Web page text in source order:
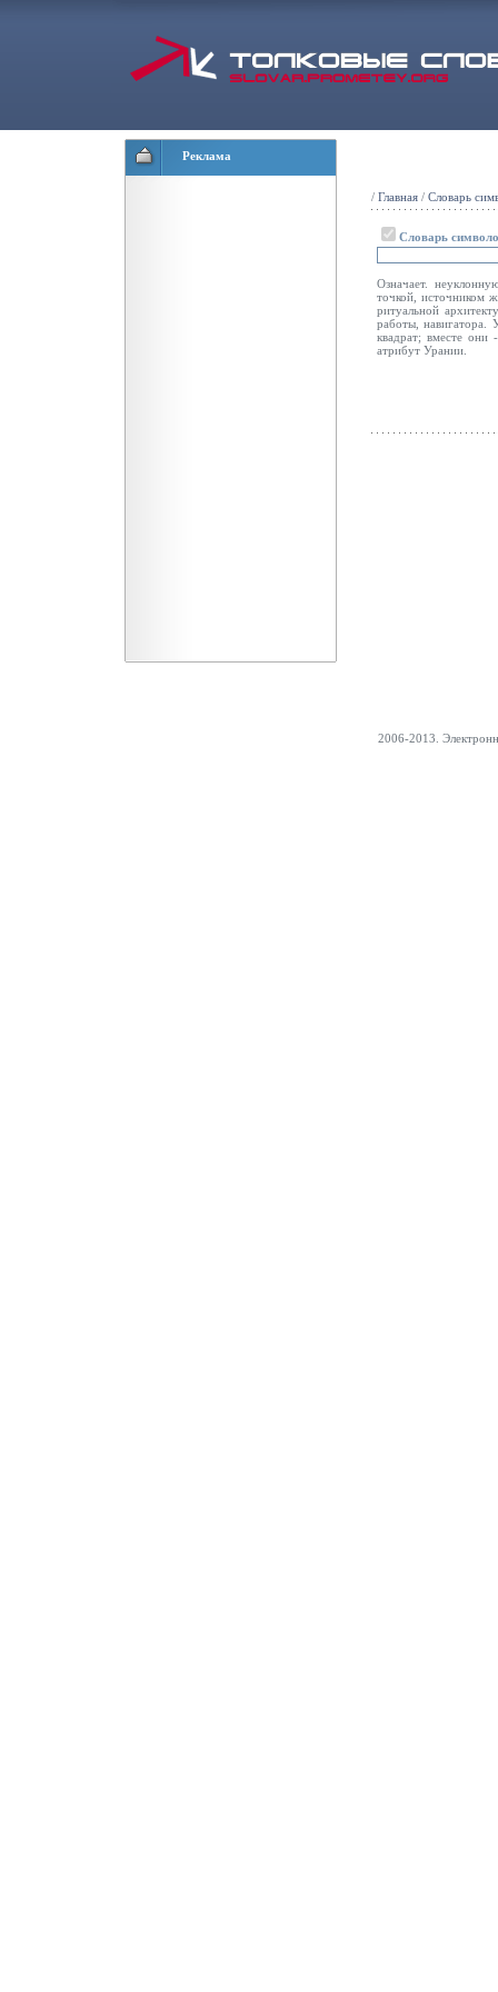
Реклама
/ Главная / Словарь
Словарь
Означает.
точкой, источником
ритуальной
работы, навигатора.
квадрат; вместе
атрибут Урании.
2006-2013.